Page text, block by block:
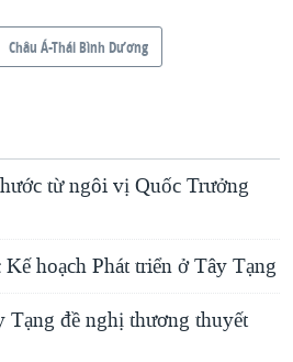
Châu Á-Thái Bình Dương
từ ngôi vị Quốc Trưởng
hoạch Phát triển ở Tây Tạng
Tạng đề nghị thương thuyết